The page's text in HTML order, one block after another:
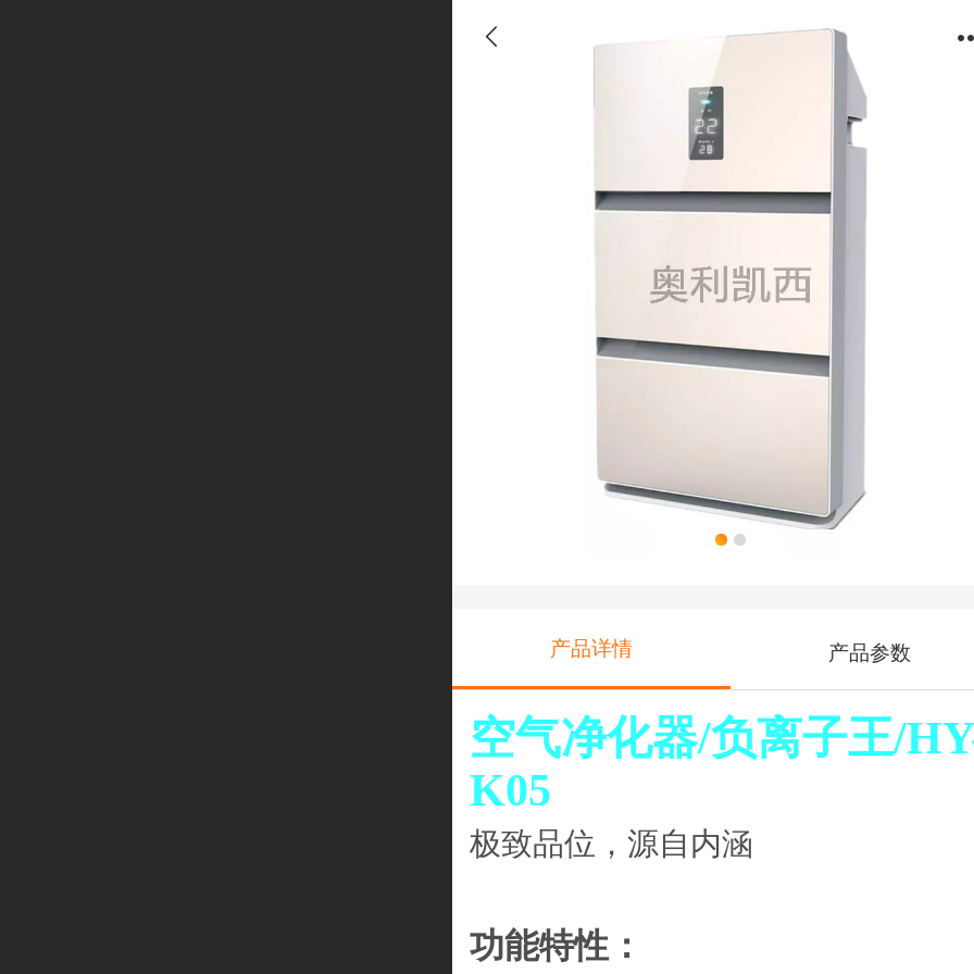
空气净化器/负离子王/HY-K05
产品详情 产品参数
空气净化器/负离子王/
K05
极致品位，源自内涵
功能特性：